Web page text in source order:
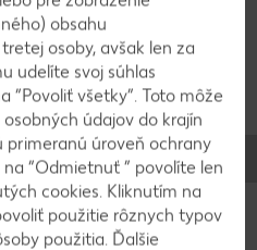
vrch plnky použijeme
sme si spravili dlhšie
tvaru mriežky.
180°C približne 25 - 30
obsahu
osoby, avšak len za
udelíte svoj súhlas
“Povoliť všetky”. Toto môže
údajov do krajín
primeranú úroveň ochrany
“Odmietnuť ” povolíte len
cookies. Kliknutím na
použitie rôznych typov
použitia. Ďalšie